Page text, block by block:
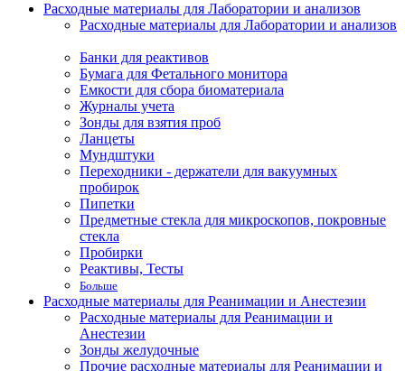
Расходные материалы для Лаборатории и анализов
Расходные материалы для Лаборатории и анализов
Банки для реактивов
Бумага для Фетального монитора
Емкости для сбора биоматериала
Журналы учета
Зонды для взятия проб
Ланцеты
Мундштуки
Переходники - держатели для вакуумных
пробирок
Пипетки
Предметные стекла для микроскопов, покровные
стекла
Пробирки
Реактивы, Тесты
Больше
Расходные материалы для Реанимации и Анестезии
Расходные материалы для Реанимации и
Анестезии
Зонды желудочные
Прочие расходные материалы для Реанимации и